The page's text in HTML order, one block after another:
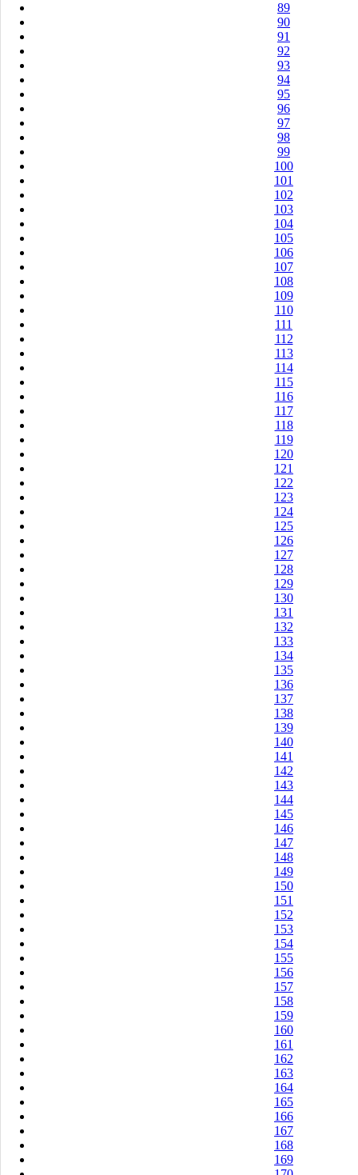
89
90
91
92
93
94
95
96
97
98
99
100
101
102
103
104
105
106
107
108
109
110
111
112
113
114
115
116
117
118
119
120
121
122
123
124
125
126
127
128
129
130
131
132
133
134
135
136
137
138
139
140
141
142
143
144
145
146
147
148
149
150
151
152
153
154
155
156
157
158
159
160
161
162
163
164
165
166
167
168
169